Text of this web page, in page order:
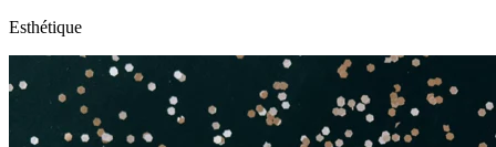
Esthétique